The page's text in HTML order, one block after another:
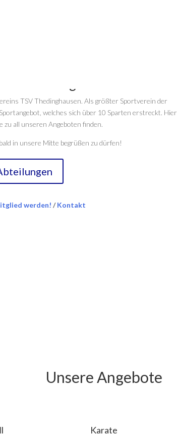
TSV Thedinghausen. Als größter Sportverein der
welches sich über 10 Sparten erstreckt. Hier
all unseren Angeboten finden.
in unsere Mitte begrüßen zu dürfen!
werden! /Kontakt
Unsere Angebote
Karate